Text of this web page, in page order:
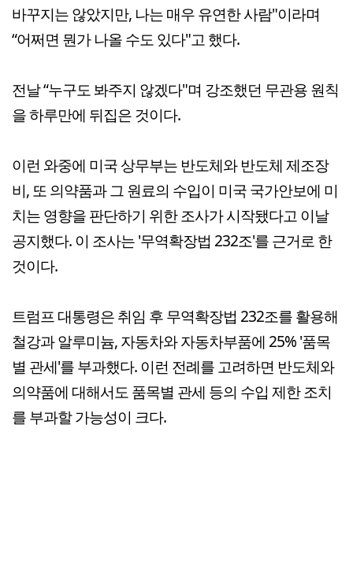
바꾸지는 않았지만, 나는 매우 유연한 사람"이라며
“어쩌면 뭔가 나올 수도 있다"고 했다.
전날 “누구도 봐주지 않겠다"며 강조했던 무관용 원칙
을 하루만에 뒤집은 것이다.
이런 와중에 미국 상무부는 반도체와 반도체 제조장
비, 또 의약품과 그 원료의 수입이 미국 국가안보에 미
치는 영향을 판단하기 위한 조사가 시작됐다고 이날
공지했다. 이 조사는 '무역확장법 232조'를 근거로 한
것이다.
트럼프 대통령은 취임 후 무역확장법 232조를 활용해
철강과 알루미늄, 자동차와 자동차부품에 25% '품목
별 관세'를 부과했다. 이런 전례를 고려하면 반도체와
의약품에 대해서도 품목별 관세 등의 수입 제한 조치
를 부과할 가능성이 크다.